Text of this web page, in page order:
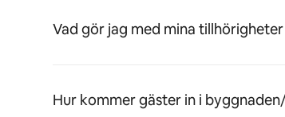
Vad gör jag med mina
Hur kommer gäster in i